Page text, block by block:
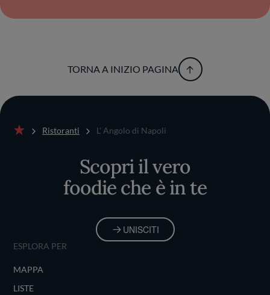
TORNA A INIZIO PAGINA
Ristoranti L' Angolo di Napoli
Scopri il vero
foodie che è in te
UNISCITI
ESPLORA PER
MAPPA
LISTE